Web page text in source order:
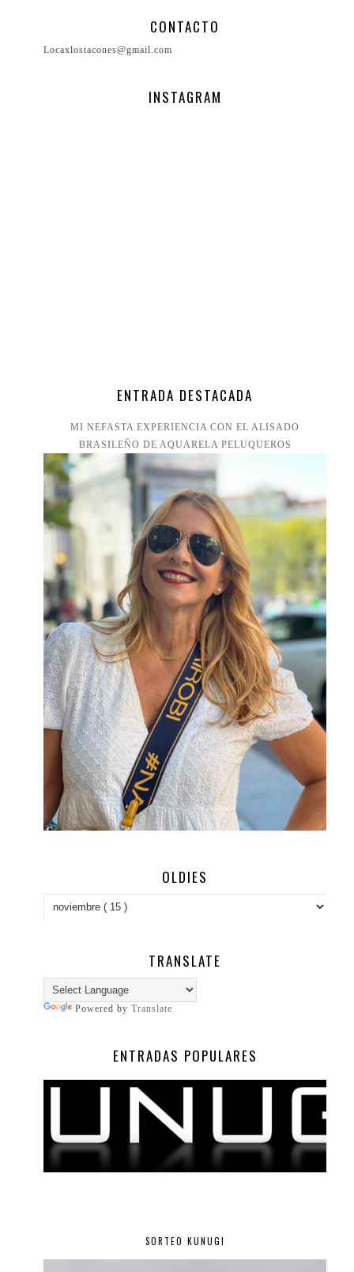
CONTACTO
Locaxlostacones@gmail.com
INSTAGRAM
ENTRADA DESTACADA
MI NEFASTA EXPERIENCIA CON EL ALISADO
BRASILEÑO DE AQUARELA PELUQUEROS
OLDIES
TRANSLATE
Powered by Translate
ENTRADAS POPULARES
SORTEO KUNUGI